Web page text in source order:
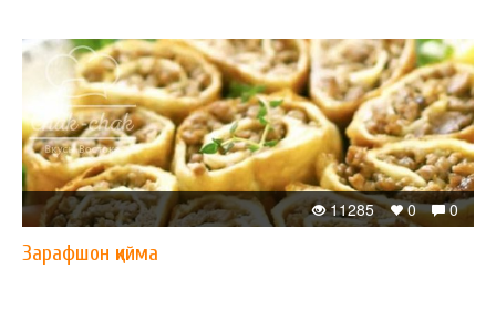
0
0
11285
Зарафшон қийма